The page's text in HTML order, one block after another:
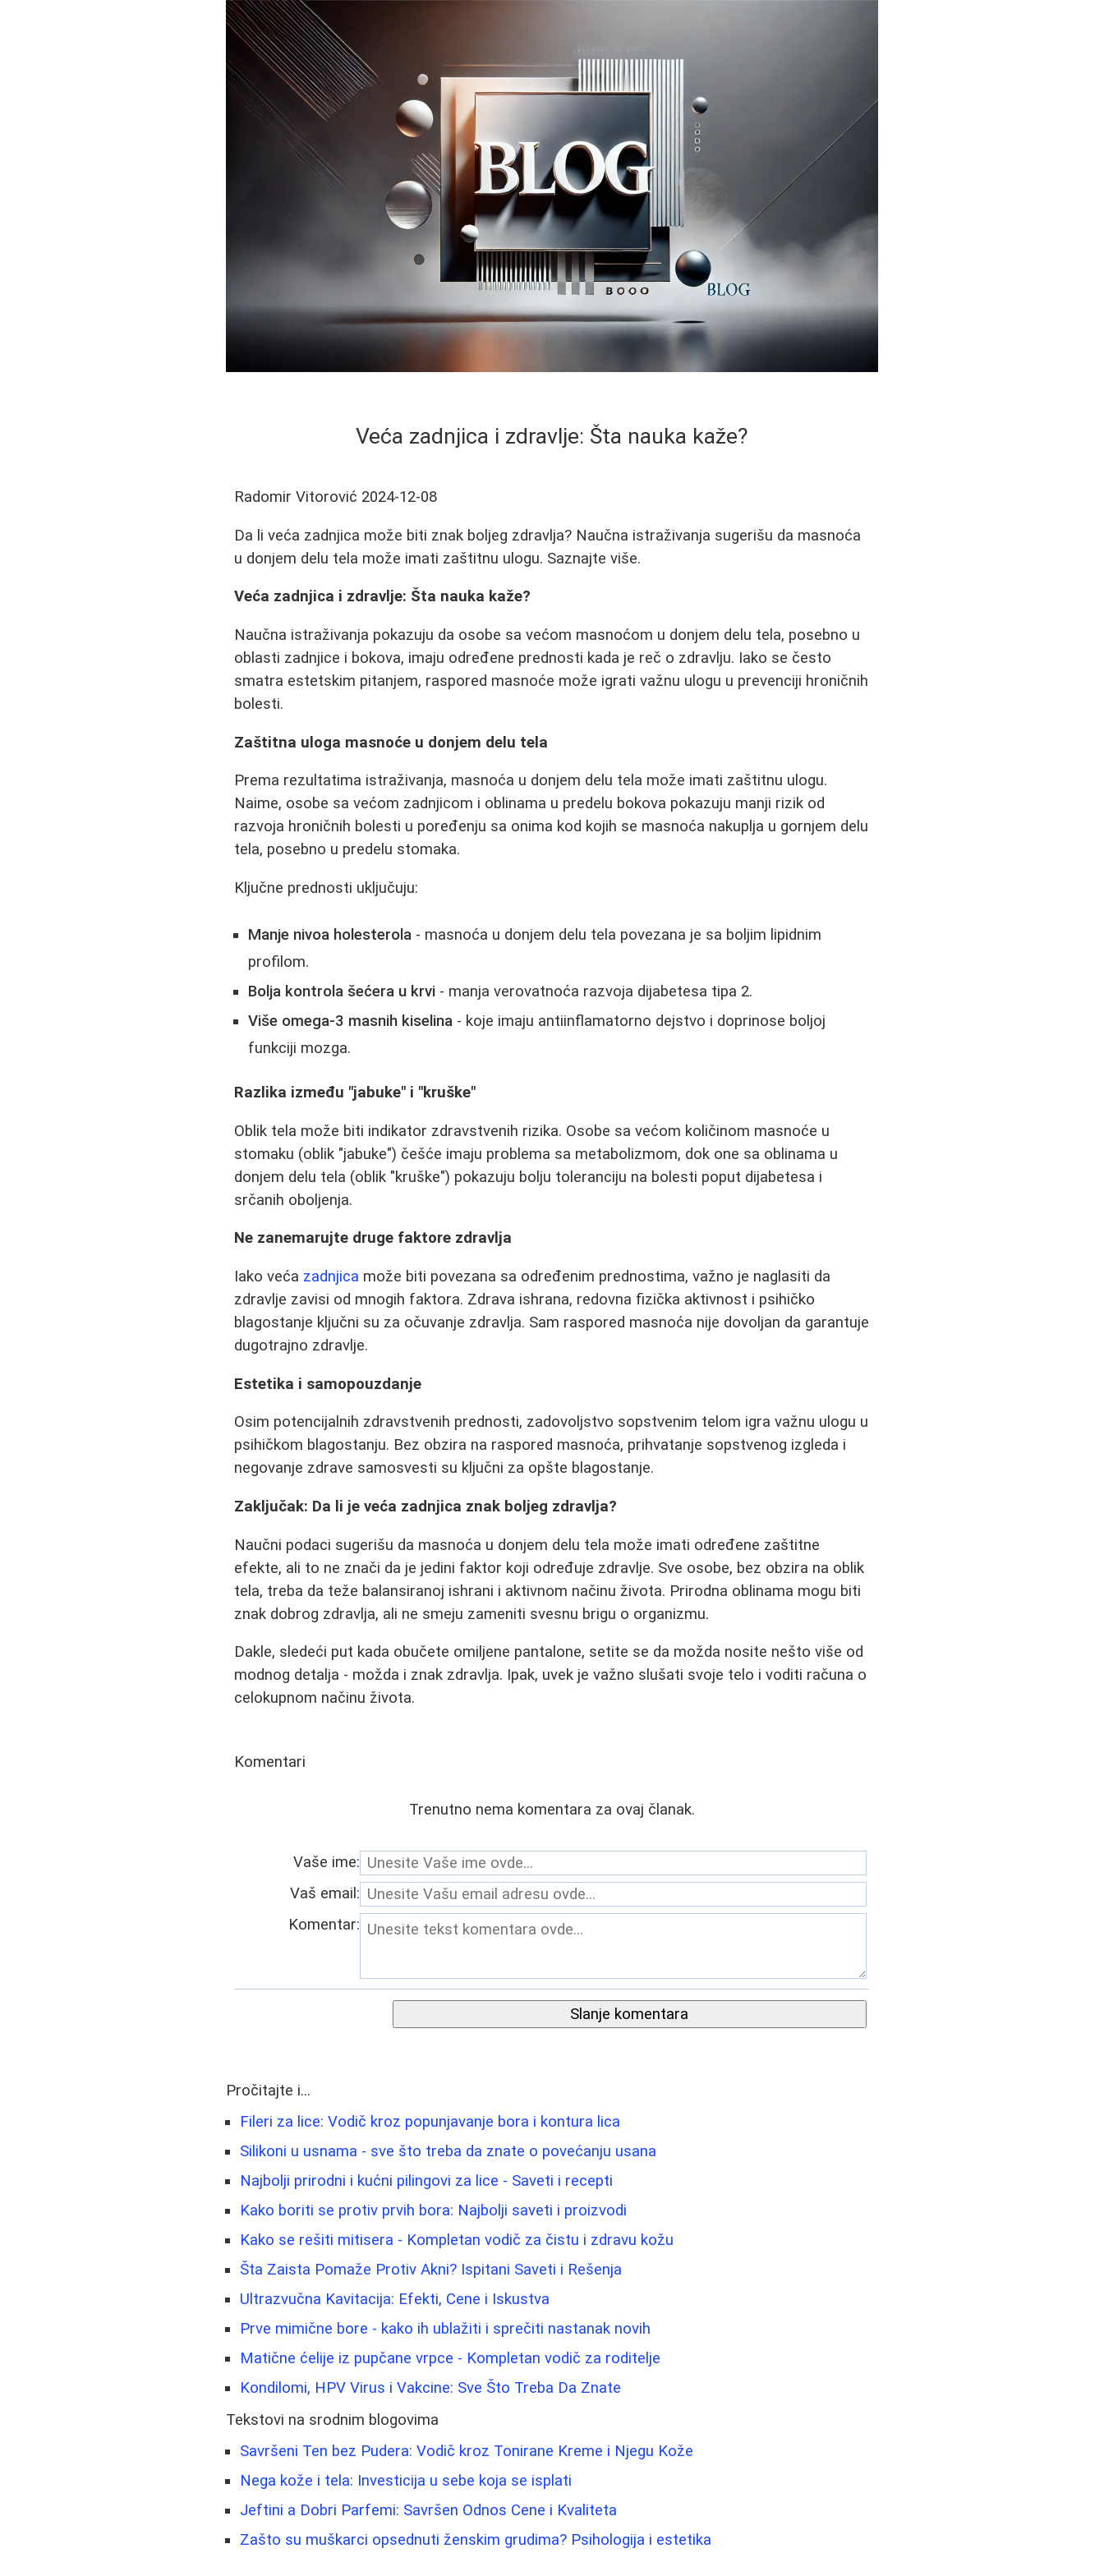
Veća zadnjica i zdravlje: Šta nauka kaže?
Radomir Vitorović 2024-12-08
Da li veća zadnjica može biti znak boljeg zdravlja? Naučna istraživanja sugerišu da masnoća
u donjem delu tela može imati zaštitnu ulogu. Saznajte više.
Veća zadnjica i zdravlje: Šta nauka kaže?
Naučna istraživanja pokazuju da osobe sa većom masnoćom u donjem delu tela, posebno u
oblasti zadnjice i bokova, imaju određene prednosti kada je reč o zdravlju. Iako se često
smatra estetskim pitanjem, raspored masnoće može igrati važnu ulogu u prevenciji hroničnih
bolesti.
Zaštitna uloga masnoće u donjem delu tela
Prema rezultatima istraživanja, masnoća u donjem delu tela može imati zaštitnu ulogu.
Naime, osobe sa većom zadnjicom i oblinama u predelu bokova pokazuju manji rizik od
razvoja hroničnih bolesti u poređenju sa onima kod kojih se masnoća nakuplja u gornjem delu
tela, posebno u predelu stomaka.
Ključne prednosti uključuju:
Manje nivoa holesterola - masnoća u donjem delu tela povezana je sa boljim lipidnim
profilom.
Bolja kontrola šećera u krvi - manja verovatnoća razvoja dijabetesa tipa 2.
Više omega-3 masnih kiselina - koje imaju antiinflamatorno dejstvo i doprinose boljoj
funkciji mozga.
Razlika između "jabuke" i "kruške"
Oblik tela može biti indikator zdravstvenih rizika. Osobe sa većom količinom masnoće u
stomaku (oblik "jabuke") češće imaju problema sa metabolizmom, dok one sa oblinama u
donjem delu tela (oblik "kruške") pokazuju bolju toleranciju na bolesti poput dijabetesa i
srčanih oboljenja.
Ne zanemarujte druge faktore zdravlja
Iako veća zadnjica može biti povezana sa određenim prednostima, važno je naglasiti da
zdravlje zavisi od mnogih faktora. Zdrava ishrana, redovna fizička aktivnost i psihičko
blagostanje ključni su za očuvanje zdravlja. Sam raspored masnoća nije dovoljan da garantuje
dugotrajno zdravlje.
Estetika i samopouzdanje
Osim potencijalnih zdravstvenih prednosti, zadovoljstvo sopstvenim telom igra važnu ulogu u
psihičkom blagostanju. Bez obzira na raspored masnoća, prihvatanje sopstvenog izgleda i
negovanje zdrave samosvesti su ključni za opšte blagostanje.
Zaključak: Da li je veća zadnjica znak boljeg zdravlja?
Naučni podaci sugerišu da masnoća u donjem delu tela može imati određene zaštitne
efekte, ali to ne znači da je jedini faktor koji određuje zdravlje. Sve osobe, bez obzira na oblik
tela, treba da teže balansiranoj ishrani i aktivnom načinu života. Prirodna oblinama mogu biti
znak dobrog zdravlja, ali ne smeju zameniti svesnu brigu o organizmu.
Dakle, sledeći put kada obučete omiljene pantalone, setite se da možda nosite nešto više od
modnog detalja - možda i znak zdravlja. Ipak, uvek je važno slušati svoje telo i voditi računa o
celokupnom načinu života.
Komentari
Trenutno nema komentara za ovaj članak.
Vaše ime:
Vaš email:
Komentar:
Slanje komentara
Pročitajte i...
Fileri za lice: Vodič kroz popunjavanje bora i kontura lica
Silikoni u usnama - sve što treba da znate o povećanju usana
Najbolji prirodni i kućni pilingovi za lice - Saveti i recepti
Kako boriti se protiv prvih bora: Najbolji saveti i proizvodi
Kako se rešiti mitisera - Kompletan vodič za čistu i zdravu kožu
Šta Zaista Pomaže Protiv Akni? Ispitani Saveti i Rešenja
Ultrazvučna Kavitacija: Efekti, Cene i Iskustva
Prve mimične bore - kako ih ublažiti i sprečiti nastanak novih
Matične ćelije iz pupčane vrpce - Kompletan vodič za roditelje
Kondilomi, HPV Virus i Vakcine: Sve Što Treba Da Znate
Tekstovi na srodnim blogovima
Savršeni Ten bez Pudera: Vodič kroz Tonirane Kreme i Njegu Kože
Nega kože i tela: Investicija u sebe koja se isplati
Jeftini a Dobri Parfemi: Savršen Odnos Cene i Kvaliteta
Zašto su muškarci opsednuti ženskim grudima? Psihologija i estetika